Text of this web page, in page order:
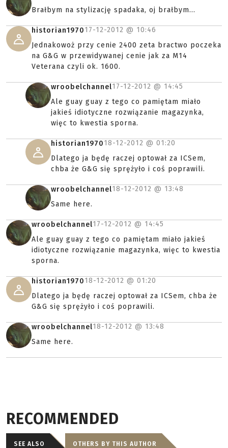
Brałbym na stylizację spadaka, oj brałbym...
historian197017-12-2012 @ 10:46
Jednakowoż przy cenie 2400 zeta bractwo poczeka
na G&G w przewidywanej cenie jak za M14
Veterana czyli ok. 1600.
wroobelchannel17-12-2012 @ 14:45
Ale guay guay z tego co pamiętam miało
jakieś idiotyczne rozwiązanie magazynka,
więc to kwestia sporna.
historian197018-12-2012 @ 01:20
Dlatego ja będę raczej optował za ICSem,
chba że G&G się sprężyło i coś poprawili.
wroobelchannel18-12-2012 @ 13:48
Same here.
wroobelchannel17-12-2012 @ 14:45
Ale guay guay z tego co pamiętam miało jakieś
idiotyczne rozwiązanie magazynka, więc to kwestia
sporna.
historian197018-12-2012 @ 01:20
Dlatego ja będę raczej optował za ICSem, chba że
G&G się sprężyło i coś poprawili.
wroobelchannel18-12-2012 @ 13:48
Same here.
RECOMMENDED
SEE ALSO OTHERS BY THIS AUTHOR